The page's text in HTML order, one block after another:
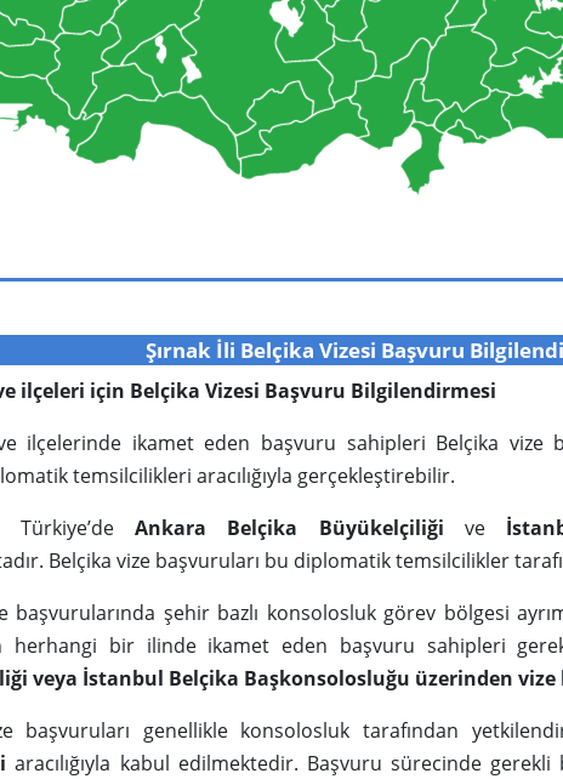
Şırnak İli Belçika Vizesi Başvuru
ilçeleri için Belçika Vizesi Başvuru Bilgilendirmesi
ilçelerinde ikamet eden başvuru sahipleri Belçika vize
temsilcilikleri aracılığıyla gerçekleştirebilir.
Türkiye’de Ankara Belçika Büyükelçiliği ve
Belçika vize başvuruları bu diplomatik temsilcilikler
başvurularında şehir bazlı konsolosluk görev bölgesi
herhangi bir ilinde ikamet eden başvuru sahipleri
veya İstanbul Belçika Başkonsolosluğu üzerinden
başvuruları genellikle konsolosluk tarafından
aracılığıyla kabul edilmektedir. Başvuru sürecinde gerekli